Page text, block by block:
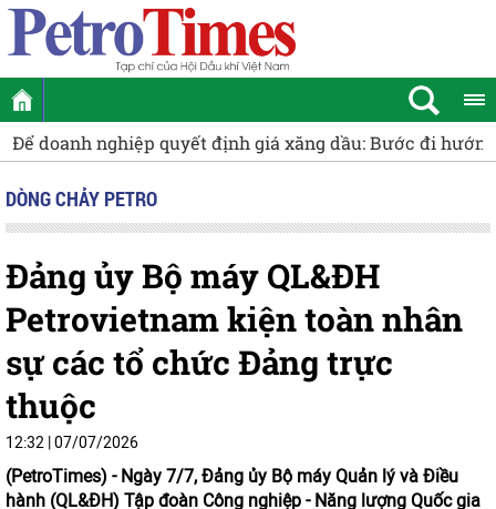
tới thị trường ổn định và cạnh tranh ĐBQH Tạ Đình
DÒNG CHẢY PETRO
Đảng ủy Bộ máy QL&ĐH
Petrovietnam kiện toàn nhân
sự các tổ chức Đảng trực
thuộc
12:32 | 07/07/2026
(PetroTimes) - Ngày 7/7, Đảng ủy Bộ máy Quản lý và Điều
hành (QL&ĐH) Tập đoàn Công nghiệp - Năng lượng Quốc gia